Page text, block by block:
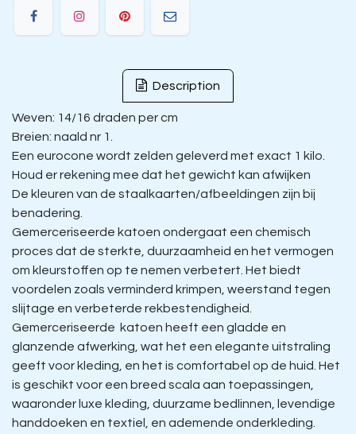
Description
Weven: 14/16 draden per cm
Breien: naald nr 1.
Een eurocone wordt zelden geleverd met exact 1 kilo.
Houd er rekening mee dat het gewicht kan afwijken
De kleuren van de staalkaarten/afbeeldingen zijn bij
benadering.
Gemerceriseerde katoen ondergaat een chemisch
proces dat de sterkte, duurzaamheid en het vermogen
om kleurstoffen op te nemen verbetert. Het biedt
voordelen zoals verminderd krimpen, weerstand tegen
slijtage en verbeterde rekbestendigheid.
Gemerceriseerde katoen heeft een gladde en
glanzende afwerking, wat het een elegante uitstraling
geeft voor kleding, en het is comfortabel op de huid. Het
is geschikt voor een breed scala aan toepassingen,
waaronder luxe kleding, duurzame bedlinnen, levendige
handdoeken en textiel, en ademende onderkleding.